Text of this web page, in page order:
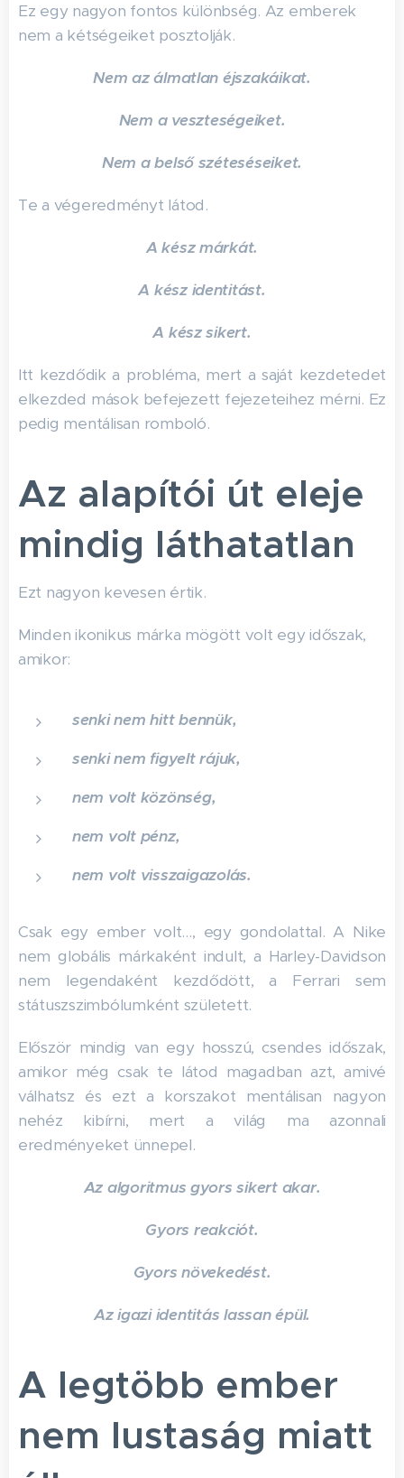
Ez egy nagyon fontos különbség. Az emberek
nem a kétségeiket posztolják.
Nem az álmatlan éjszakáikat.
Nem a veszteségeiket.
Nem a belső széteséseiket.
Te a végeredményt látod.
A kész márkát.
A kész identitást.
A kész sikert.
Itt kezdődik a probléma, mert a saját kezdetedet
elkezded mások befejezett fejezeteihez mérni. Ez
pedig mentálisan romboló.
Az alapítói út eleje
mindig láthatatlan
Ezt nagyon kevesen értik.
Minden ikonikus márka mögött volt egy időszak,
amikor:
senki nem hitt bennük,
senki nem figyelt rájuk,
nem volt közönség,
nem volt pénz,
nem volt visszaigazolás.
Csak egy ember volt…, egy gondolattal. A Nike
nem globális márkaként indult, a Harley-Davidson
nem legendaként kezdődött, a Ferrari sem
státuszszimbólumként született.
Először mindig van egy hosszú, csendes időszak,
amikor még csak te látod magadban azt, amivé
válhatsz és ezt a korszakot mentálisan nagyon
nehéz kibírni, mert a világ ma azonnali
eredményeket ünnepel.
Az algoritmus gyors sikert akar.
Gyors reakciót.
Gyors növekedést.
Az igazi identitás lassan épül.
A legtöbb ember
nem lustaság miatt